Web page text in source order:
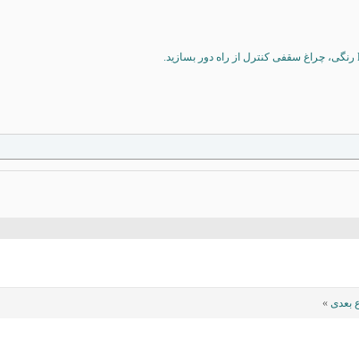
بعدی »